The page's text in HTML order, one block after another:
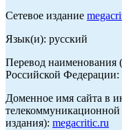
Сетевое издание
Язык(и): русский
Перевод наименования
Российской
Доменное имя сайта в
телекоммуникационной
издания): megacritic.ru